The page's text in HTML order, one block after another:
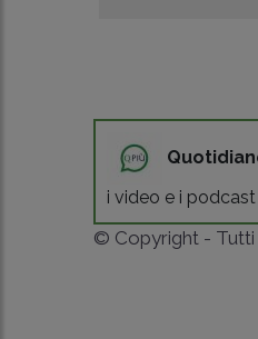
i video e i
© Copyright - Tutti